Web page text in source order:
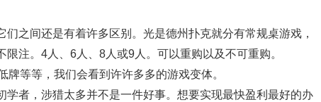
之间还是有着许多区别。光是德州扑克就分有常规桌游戏，
注。4人、6人、8人或9人。可以重购以及不可重购。
等等，我们会看到许许多多的游戏变体。
者，涉猎太多并不是一件好事。想要实现最快盈利最好的办